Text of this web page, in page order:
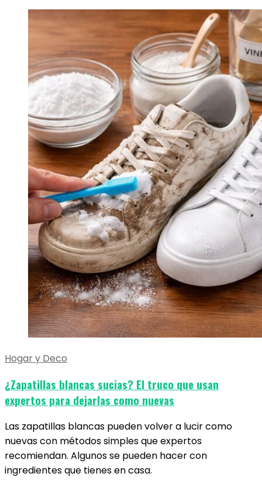
Hogar y Deco
¿Zapatillas blancas sucias? El truco que usan
expertos para dejarlas como nuevas
Las zapatillas blancas pueden volver a lucir como
nuevas con métodos simples que expertos
recomiendan. Algunos se pueden hacer con
ingredientes que tienes en casa.